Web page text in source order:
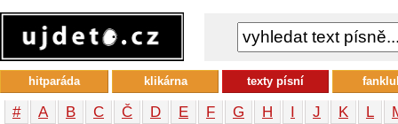
# A B C Č D E F G H I J K L
hitparáda klikárna texty písní